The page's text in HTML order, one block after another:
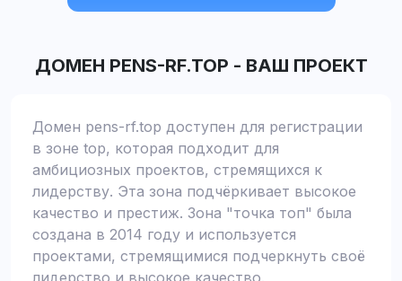
ДОМЕН PENS-RF.TOP - ВАШ ПРОЕКТ
Домен pens-rf.top доступен для регистрации
в зоне top, которая подходит для
амбициозных проектов, стремящихся к
лидерству. Эта зона подчёркивает высокое
качество и престиж. Зона "точка топ" была
создана в 2014 году и используется
проектами, стремящимися подчеркнуть своё
лидерство и высокое качество.